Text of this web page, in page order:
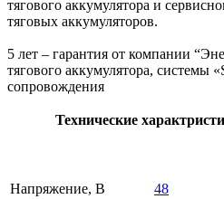
тягового аккумулятора и
тяговых аккумуляторов.
5 лет – гарантия от компании
тягового аккумулятора, системы
сопровождения
Технические
Напряжение, В
48